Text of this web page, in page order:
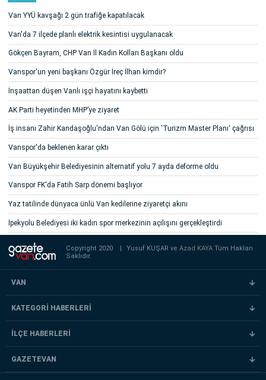
Van YYÜ kavşağı 2 gün trafiğe kapatılacak
Van'da 7 ilçede planlı elektrik kesintisi uygulanacak
Gökçen Bayram, CHP Van İl Kadın Kolları Başkanı oldu
Vanspor'un yeni başkanı Özgür İreç İlhan kimdir?
İnşaattan düşen Vanlı işçi hayatını kaybetti
AK Parti heyetinden MHP’ye ziyaret
İş insanı Zahir Kandaşoğlu'ndan Van Gölü için 'Turizm Master Planı' çağrısı
Vanspor'da beklenen karar çıktı
Van Büyükşehir Belediyesinin alternatif yolu 7 ayda deforme oldu
Vanspor FK'da Fatih Sarp dönemi başlıyor
Yaz tatilinde dünyaca ünlü Van kedilerine ziyaretçi akını
İpekyolu Belediyesi iki kadın spor merkezinin açılışını gerçekleştirdi
Copyright 2020 Yusuf KUŞAR veAzad KAYATüm Hakları
Saklıdır.
VAN
KATEGORİ HABERLERİ
İLÇE HABERLERİ
GAZETEVAN